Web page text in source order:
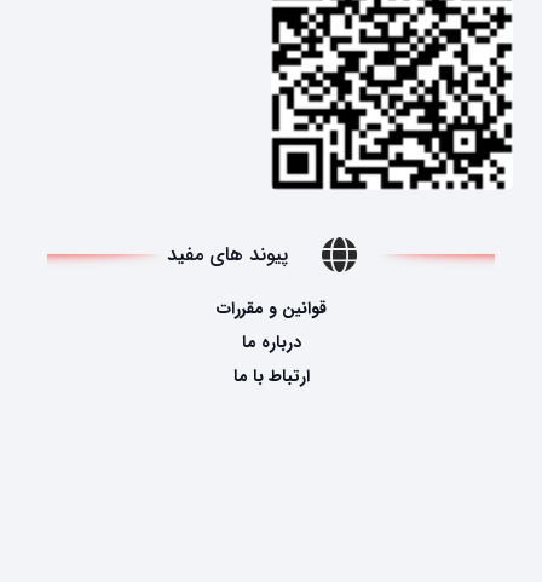
پیوند های مفید
قوانین و مقررات
درباره ما
ارتباط با ما